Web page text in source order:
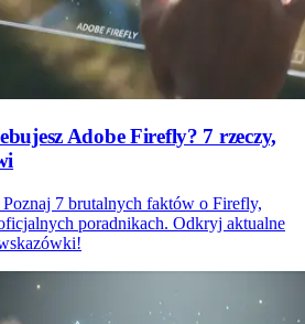
Adobe Firefly? 7 rzeczy,
7 brutalnych faktów o Firefly,
poradnikach. Odkryj aktualne